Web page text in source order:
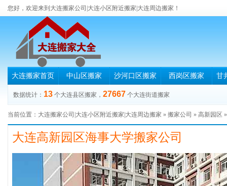
您好，欢迎来到大连搬家公司|大连小区附近搬家|大连周边搬家！
大连搬家首页 中山区搬家 沙河口区搬家 西岗区搬家 甘
数据统计： 13 个大连县区搬家， 27667 个大连街道搬家
当前位置： 大连搬家公司|大连小区附近搬家|大连周边搬家 » 搬家公司 » 高新园区
大连高新园区海事大学搬家公司